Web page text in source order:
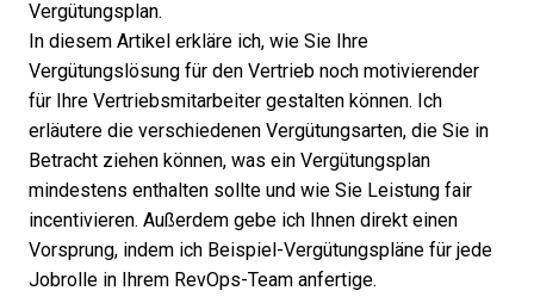
Vergütungsplan.
In diesem Artikel erkläre ich, wie Sie Ihre
Vergütungslösung für den Vertrieb noch motivierender
für Ihre Vertriebsmitarbeiter gestalten können. Ich
erläutere die verschiedenen Vergütungsarten, die Sie in
Betracht ziehen können, was ein Vergütungsplan
mindestens enthalten sollte und wie Sie Leistung fair
incentivieren. Außerdem gebe ich Ihnen direkt einen
Vorsprung, indem ich Beispiel-Vergütungspläne für jede
Jobrolle in Ihrem RevOps-Team anfertige.